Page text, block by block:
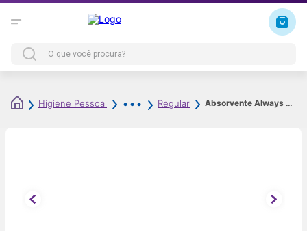
Higiene Pessoal Regular Absorvente Always Dia Ultra Suave com Abas Fluxo Médio 32 Unidades